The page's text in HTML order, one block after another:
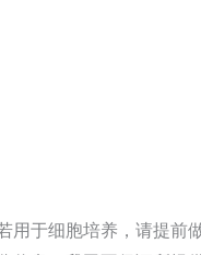
于细胞培养，请提前